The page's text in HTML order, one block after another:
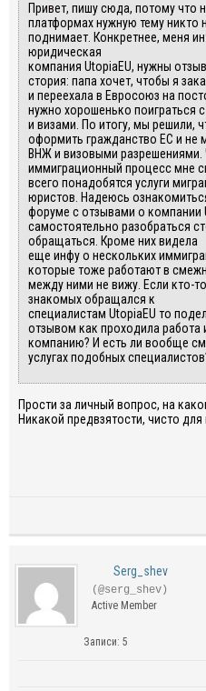
Привет, пишу сюда, потому что
платформахнужную темуникто
поднимает. Конкретнее, меня
юридическая
компания UtopiaEU, нужны
стория: папа хочет, чтобы я
и переехала в Евросоюз на
нужно хорошенько поиграться
и визами. По итогу, мы решили,
оформить гражданство ЕС и не
ВНЖ и визовыми разрешениями.
иммиграционный процессмне
всего понадобятся услуги
юристов. Надеюсь
форуме сотзывами о компании
самостоятельно разобраться
обращаться. Кроме них видела
еще инфуо нескольких
которые тоже работают в
между ними не вижу. Если кто-
знакомыхобращался к
специалистам UtopiaEU то
отзывом как проходила работа
компанию? И есть ли вообще
услугахподобныхспециалистов
Прости за личный вопрос, на
Никакой предвзятости, чисто для
Serg_shev
(@serg_shev)
Active Member
Записи: 5